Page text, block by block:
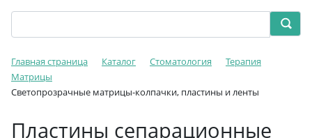
Главная страница Каталог Стоматология
Терапия
Матрицы
Светопрозрачные матрицы-колпачки, пластины и ленты
Пластины сепарационные